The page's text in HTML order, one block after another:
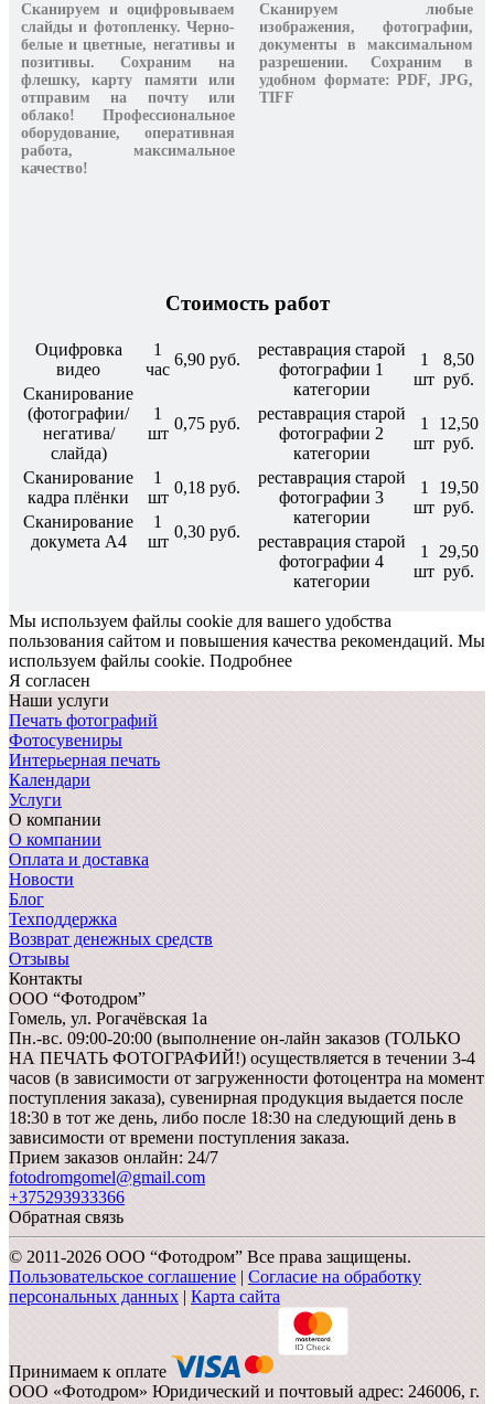
Сканируем и оцифровываем
слайды и фотопленку. Черно-
белые и цветные, негативы и
позитивы. Сохраним на
флешку, карту памяти или
отправим на почту или
облако! Профессиональное
оборудование, оперативная
работа, максимальное
качество!
Сканируем любые
изображения, фотографии,
документы в максимальном
разрешении. Сохраним в
удобном формате: PDF, JPG,
TIFF
Стоимость работ
Оцифровка
видео
1
час
6,90 руб.
Сканирование
(фотографии/
негатива/
слайда)
1
шт
0,75 руб.
Сканирование
кадра плёнки
1
шт
0,18 руб.
Сканирование
докумета А4
1
шт
0,30 руб.
реставрация старой
фотографии 1
категории
1
шт
8,50
руб.
реставрация старой
фотографии 2
категории
1
шт
12,50
руб.
реставрация старой
фотографии 3
категории
1
шт
19,50
руб.
реставрация старой
фотографии 4
категории
1
шт
29,50
руб.
Мы используем файлы cookie для вашего удобства
пользования сайтом и повышения качества рекомендаций. Мы
используем файлы cookie. Подробнее
Я согласен
Наши услуги
Печать фотографий
Фотосувениры
Интерьерная печать
Календари
Услуги
О компании
О компании
Оплата и доставка
Новости
Блог
Техподдержка
Возврат денежных средств
Отзывы
Контакты
ООО “Фотодром”
Гомель, ул. Рогачёвская 1а
Пн.-вс. 09:00-20:00 (выполнение он-лайн заказов (ТОЛЬКО
НА ПЕЧАТЬ ФОТОГРАФИЙ!) осуществляется в течении 3-4
часов (в зависимости от загруженности фотоцентра на момент
поступления заказа), сувенирная продукция выдается после
18:30 в тот же день, либо после 18:30 на следующий день в
зависимости от времени поступления заказа.
Прием заказов онлайн: 24/7
fotodromgomel@gmail.com
+375293933366
Обратная связь
© 2011-2026 ООО “Фотодром” Все права защищены.
Пользовательское соглашение | Согласие на обработку
персональных данных | Карта сайта
Принимаем к оплате
ООО «Фотодром» Юридический и почтовый адрес: 246006, г.